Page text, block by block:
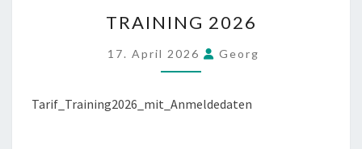
2026
TRAINING 2026
17. April 2026 Georg
Tarif_Training2026_mit_Anmeldedaten